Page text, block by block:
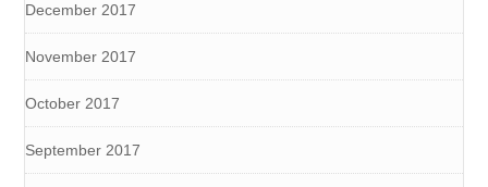
December 2017
November 2017
October 2017
September 2017